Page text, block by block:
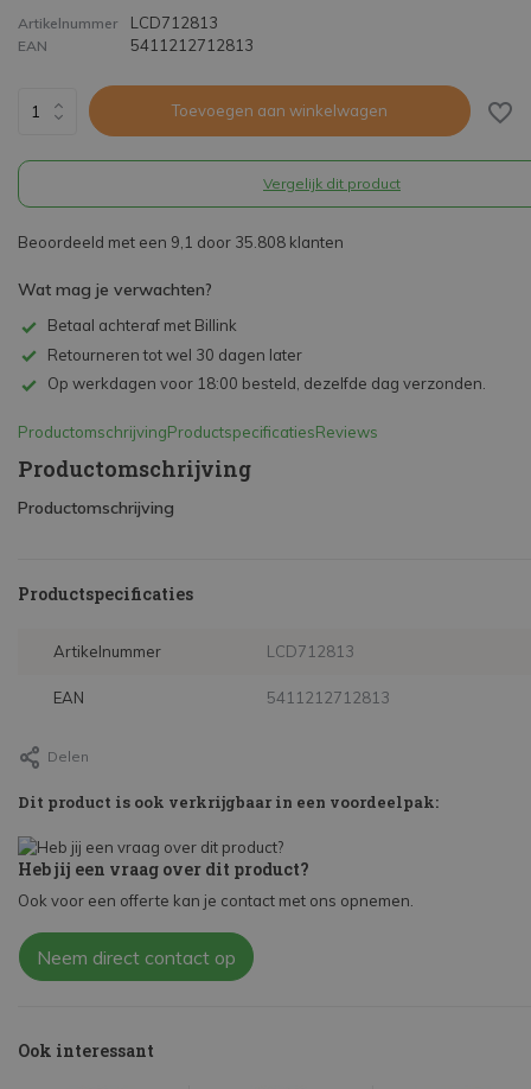
Artikelnummer LCD712813
EAN 5411212712813
Toevoegen aan winkelwagen
Vergelijk dit product
Beoordeeld met een 9,1 door 35.808 klanten
Wat mag je verwachten?
Betaal achteraf met Billink
Retourneren tot wel 30 dagen later
Op werkdagen voor 18:00 besteld, dezelfde dag verzonden.
ProductomschrijvingProductspecificatiesReviews
Productomschrijving
Productomschrijving
Productspecificaties
Artikelnummer LCD712813
EAN 5411212712813
Delen
Dit product is ook verkrijgbaar in een voordeelpak:
Heb jij een vraag over dit product?
Ook voor een offerte kan je contact met ons opnemen.
Neem direct contact op
Ook interessant